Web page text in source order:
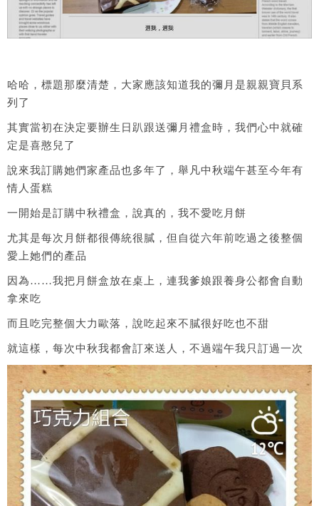
哈哈，標題那麼清楚，大家應該知道我的彌月是親親寶貝系
列了
其實當初在決定要辦生日趴跟送彌月禮盒時，我們心中就確
定是喜憨兒了
說來我訂購她們家產品也多年了，舉凡中秋端午甚至今年有
情人蛋糕
一開始是訂購中秋禮盒，說真的，我不愛吃月餅
尤其是每次月餅都很傳統很膩，但自從六年前吃過之後整個
愛上她們的產品
因為……我把月餅盒放在桌上，連我爹娘跟養身公都會自動
拿來吃
而且吃完整個大力歐落，說吃起來不膩很好吃也不甜
就這樣，每次中秋我都會訂來送人，不過端午我只訂過一次